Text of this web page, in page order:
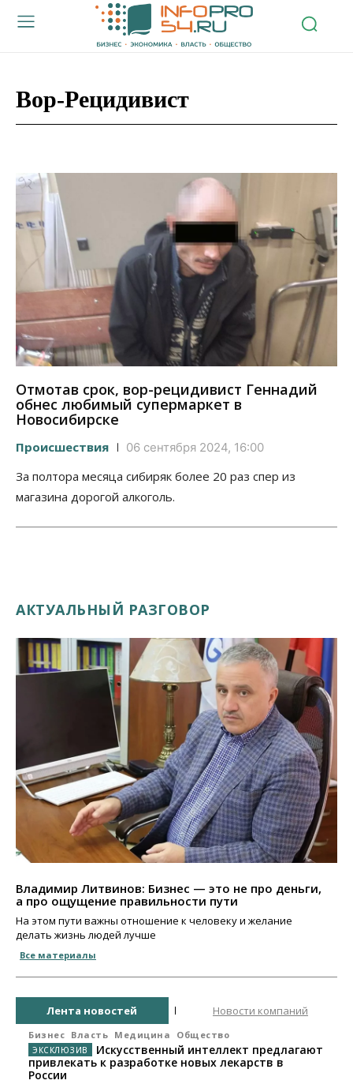
Вор-Рецидивист
Отмотав срок, вор-рецидивист Геннадий
обнес любимый супермаркет в
Новосибирске
Происшествия 06 сентября 2024, 16:00
За полтора месяца сибиряк более 20 раз спер из
магазина дорогой алкоголь.
АКТУАЛЬНЫЙ РАЗГОВОР
Владимир Литвинов: Бизнес — это не про деньги,
а про ощущение правильности пути
На этом пути важны отношение к человеку и желание
делать жизнь людей лучше
Все материалы
Лента новостей Новости компаний
Бизнес Власть Медицина Общество
Искусственный интеллект предлагают
привлекать к разработке новых лекарств в
России